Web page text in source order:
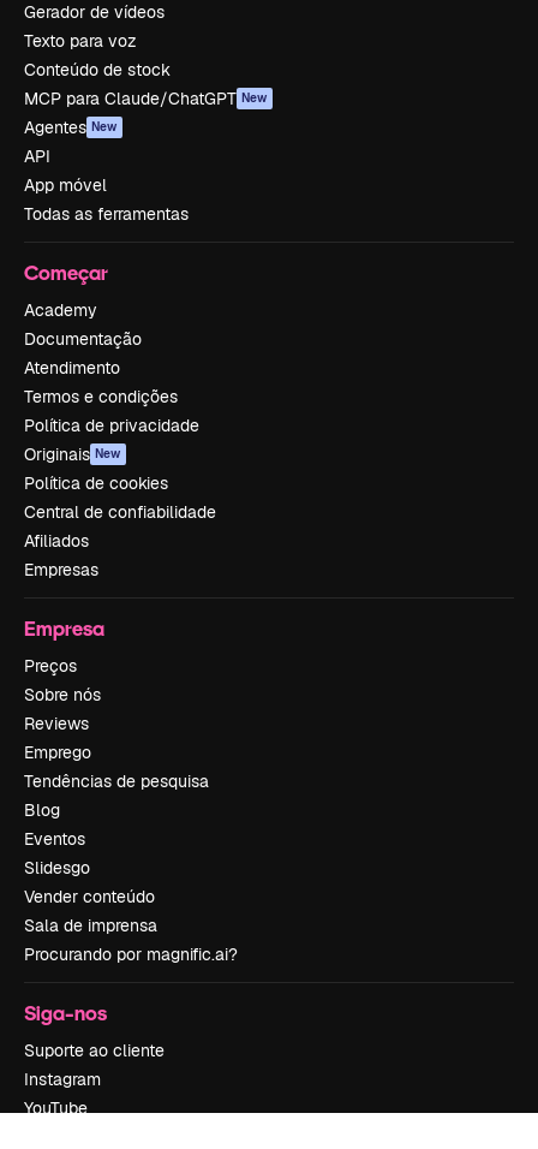
Gerador de vídeos
Texto para voz
Conteúdo de stock
MCP para Claude/ChatGPT New
Agentes New
API
App móvel
Todas as ferramentas
Começar
Academy
Documentação
Atendimento
Termos e condições
Política de privacidade
Originais New
Política de cookies
Central de confiabilidade
Afiliados
Empresas
Empresa
Preços
Sobre nós
Reviews
Emprego
Tendências de pesquisa
Blog
Eventos
Slidesgo
Vender conteúdo
Sala de imprensa
Procurando por magnific.ai?
Siga-nos
Suporte ao cliente
Instagram
YouTube